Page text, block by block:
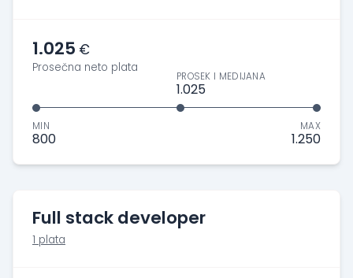
1.025 €
Prosečna neto plata
MIN
800
PROSEK I MEDIJANA
1.025
MAX
1.250
Full stack developer
1 plata